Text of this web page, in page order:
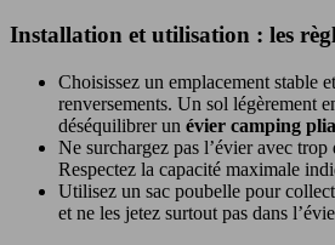
Installation et utilisation : les
Choisissez un emplacement stable
renversements. Un sol légèrement
déséquilibrer un évier camping
Ne surchargez pas l’évier avec trop
Respectez la capacité maximale
Utilisez un sac poubelle pour
et ne les jetez surtout pas dans